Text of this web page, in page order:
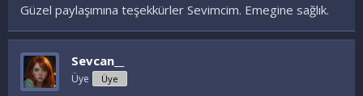
Güzel paylaşımına teşekkürler Sevimcim. Emegine sağlık.
Sevcan__
Üye Üye